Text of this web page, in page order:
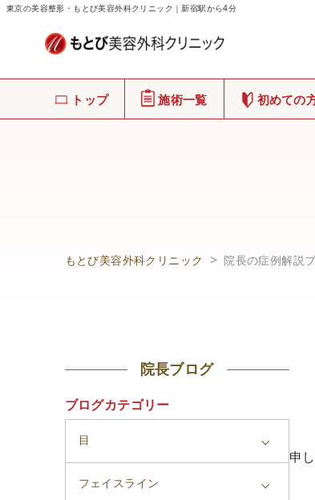
東京の美容整形・もとび美容外科クリニック｜新宿駅から4分
トップ 施術一覧 初めての
もとび美容外科クリニック 院長の症例解説
院長ブログ
ブログカテゴリー
目
フェイスライン
申